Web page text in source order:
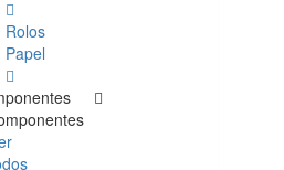
Rolos
Papel